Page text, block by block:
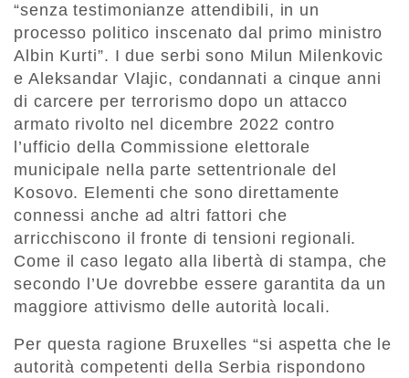
“senza testimonianze attendibili, in un
processo politico inscenato dal primo ministro
Albin Kurti”. I due serbi sono Milun Milenkovic
e Aleksandar Vlajic, condannati a cinque anni
di carcere per terrorismo dopo un attacco
armato rivolto nel dicembre 2022 contro
l’ufficio della Commissione elettorale
municipale nella parte settentrionale del
Kosovo. Elementi che sono direttamente
connessi anche ad altri fattori che
arricchiscono il fronte di tensioni regionali.
Come il caso legato alla libertà di stampa, che
secondo l’Ue dovrebbe essere garantita da un
maggiore attivismo delle autorità locali.
Per questa ragione Bruxelles “si aspetta che le
autorità competenti della Serbia rispondono